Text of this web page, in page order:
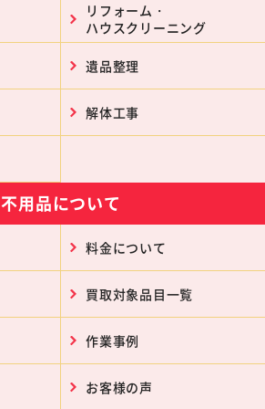
リフォーム・
ハウスクリーニング
遺品整理
解体工事
不用品について
料金について
買取対象品目一覧
作業事例
お客様の声